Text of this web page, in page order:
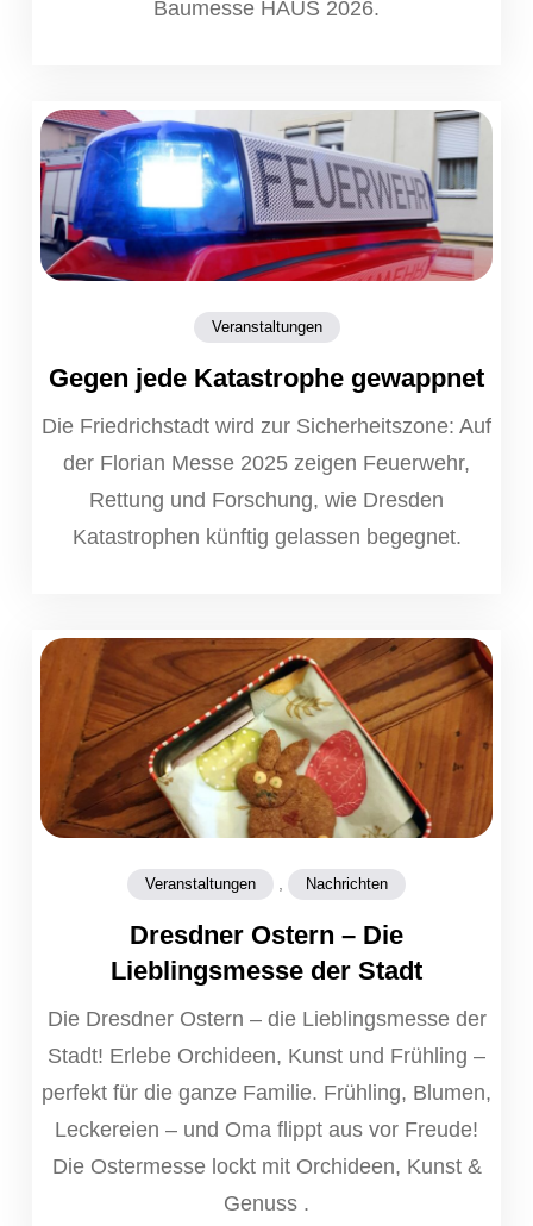
Baumesse HAUS 2026.
Veranstaltungen
Gegen jede Katastrophe gewappnet
Die Friedrichstadt wird zur Sicherheitszone: Auf
der Florian Messe 2025 zeigen Feuerwehr,
Rettung und Forschung, wie Dresden
Katastrophen künftig gelassen begegnet.
Veranstaltungen Nachrichten
Dresdner Ostern – Die
Lieblingsmesse der Stadt
Die Dresdner Ostern – die Lieblingsmesse der
Stadt! Erlebe Orchideen, Kunst und Frühling –
perfekt für die ganze Familie. Frühling, Blumen,
Leckereien – und Oma flippt aus vor Freude!
Die Ostermesse lockt mit Orchideen, Kunst &
Genuss .